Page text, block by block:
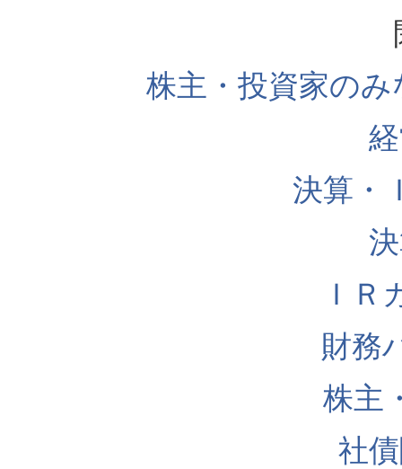
株主・投資家の
決算・
ＩＲ
財務
株主
社